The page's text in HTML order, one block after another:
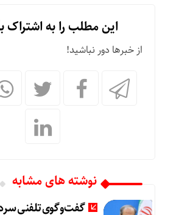
این مطلب را به اشتراک
از خبرها دور نباشید!
نوشته های مشابه
گفت‌وگوی تلفنی